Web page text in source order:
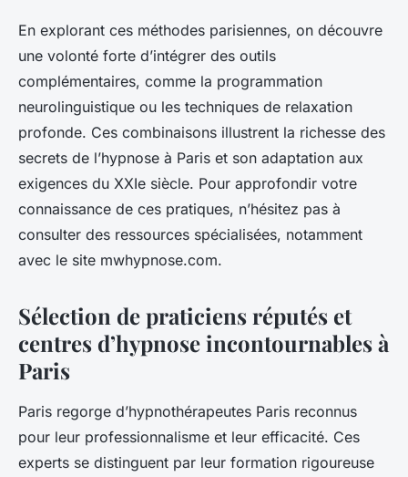
En explorant ces méthodes parisiennes, on découvre
une volonté forte d’intégrer des outils
complémentaires, comme la programmation
neurolinguistique ou les techniques de relaxation
profonde. Ces combinaisons illustrent la richesse des
secrets de l’hypnose à Paris et son adaptation aux
exigences du XXIe siècle. Pour approfondir votre
connaissance de ces pratiques, n’hésitez pas à
consulter des ressources spécialisées, notamment
avec le site mwhypnose.com.
Sélection de praticiens réputés et
centres d’hypnose incontournables à
Paris
Paris regorge d’hypnothérapeutes Paris reconnus
pour leur professionnalisme et leur efficacité. Ces
experts se distinguent par leur formation rigoureuse